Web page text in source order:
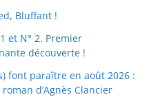
Bluffant !
et N° 2. Premier
découverte !
font paraître en août 2026 :
d’Agnès Clancier